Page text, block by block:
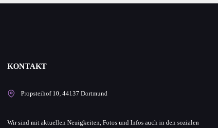
KONTAKT
Propsteihof 10, 44137 Dortmund
Wir sind mit aktuellen Neuigkeiten, Fotos und Infos auch in den sozialen